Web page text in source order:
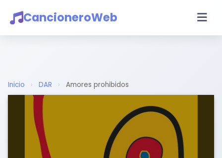
CancioneroWeb
Inicio › DAR › Amores prohibidos